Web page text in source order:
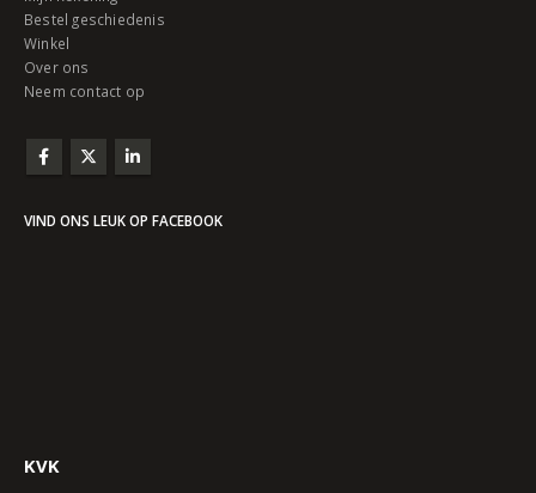
Bestel geschiedenis
Winkel
Over ons
Neem contact op
VIND ONS LEUK OP FACEBOOK
KVK